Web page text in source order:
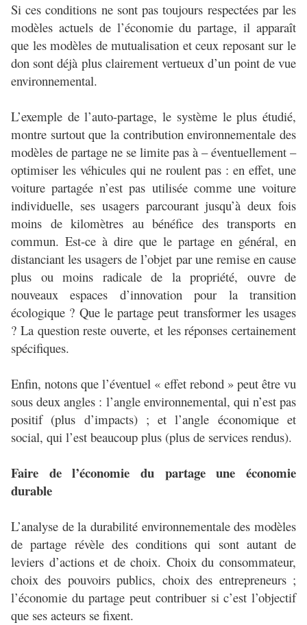
Si ces conditions ne sont pas toujours respectées par les
modèles actuels de l’économie du partage, il apparaît
que les modèles de mutualisation et ceux reposant sur le
don sont déjà plus clairement vertueux d’un point de vue
environnemental.
L’exemple de l’auto-partage, le système le plus étudié,
montre surtout que la contribution environnementale des
modèles de partage ne se limite pas à – éventuellement –
optimiser les véhicules qui ne roulent pas : en effet, une
voiture partagée n’est pas utilisée comme une voiture
individuelle, ses usagers parcourant jusqu’à deux fois
moins de kilomètres au bénéfice des transports en
commun. Est-ce à dire que le partage en général, en
distanciant les usagers de l’objet par une remise en cause
plus ou moins radicale de la propriété, ouvre de
nouveaux espaces d’innovation pour la transition
écologique ? Que le partage peut transformer les usages
? La question reste ouverte, et les réponses certainement
spécifiques.
Enfin, notons que l’éventuel « effet rebond » peut être vu
sous deux angles : l’angle environnemental, qui n’est pas
positif (plus d’impacts) ; et l’angle économique et
social, qui l’est beaucoup plus (plus de services rendus).
Faire de l’économie du partage une économie
durable
L’analyse de la durabilité environnementale des modèles
de partage révèle des conditions qui sont autant de
leviers d’actions et de choix. Choix du consommateur,
choix des pouvoirs publics, choix des entrepreneurs ;
l’économie du partage peut contribuer si c’est l’objectif
que ses acteurs se fixent.